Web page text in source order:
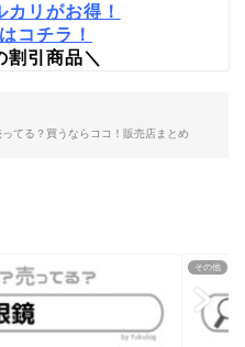
リがお得！
コチラ！
割引商品＼
てる？買うならココ！販売店まとめ
その他